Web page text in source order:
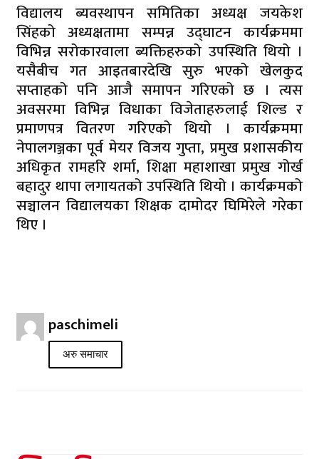
विद्यालय ब्यवस्थापन समितिका अध्यक्ष जयकेश
सिंहको अध्यक्षतामा सम्पन्न उद्घाटन कार्यक्रममा
विभिन्न सरोकारवाला ब्यक्तिहरुको उपस्थिति थियो ।
यसैबीच गत आइतबारदेखि सुरु भएको खेलकुद
सप्ताहको पनि आजै समापन गरिएको छ । त्यस
अवसरमा विभिन्न विधाका विजेताहरुलाई शिल्ड र
प्रमाणपत्र वितरण गरिएको थियो । कार्यक्रममा
नेपालगञ्जका पूर्व मेयर विजय गुप्ता, प्रमुख प्रशासकीय
अधिकृत रामहरि शर्मा, शिक्षा महाशाखा प्रमुख गोर्ख
बहादुर थापा लगायतको उपस्थिति थियो । कार्यक्रमको
सञ्चालन विद्यालयका शिक्षक दामोदर घिमिरेले गरेका
थिए ।
paschimeli
अरु समाचार